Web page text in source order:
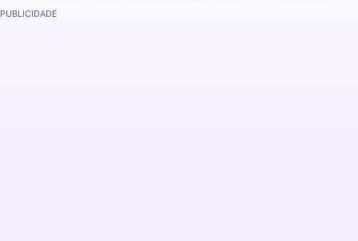
PUBLICIDADE